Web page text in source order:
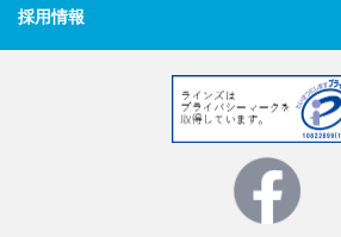
採用情報